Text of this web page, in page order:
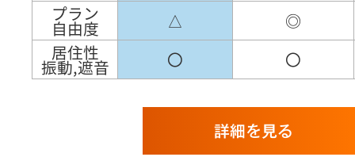
プラン
自由度 △
◎
居住性
振動,遮音 〇 〇
詳細を見る